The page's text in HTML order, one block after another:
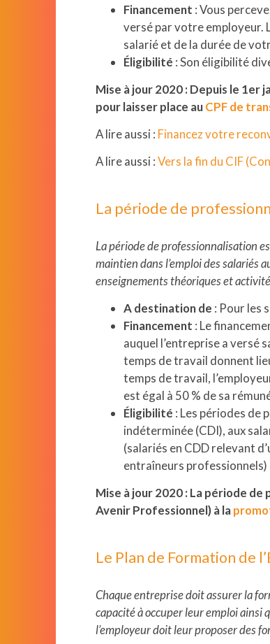
Nextformation
Financement : Vous
versé par votre employeur.
salarié et de la durée de
Éligibilité : Son éligibilité
Mise à jour 2020 : Depuis le 1er
pour laisser place auCPF de
A lire aussi : Financez votre
A lire aussi :Vers la fin du CIF
La période de
La période de professionnalisation
maintien dans l’emploi des salariés
enseignements théoriques et
A destination de : Pour les
Financement : Le
auquel l’entreprise a versé
temps de travail donnent
temps de travail,
est égal à 50 % de sa
Éligibilité : Les périodes de
indéterminée (CDI), aux
(salariés en CDD relevant
entraîneurs professionnels)
Mise à jour 2020 : La période
Avenir Professionnel) à la
Le Plan de Formation de
Chaque entreprise doit assurer la
capacité à occuper leur emploi ainsi
l’employeur doit leur proposer des